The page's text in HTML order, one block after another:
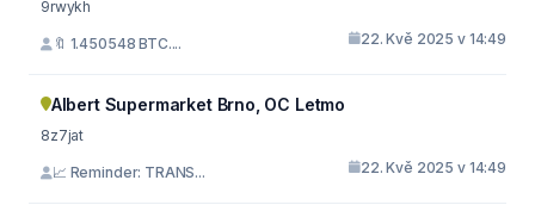
9rwykh
🔖 1.450548 BTC.... 22. Kvě 2025 v 14:49
Albert Supermarket Brno, OC Letmo
8z7jat
📈 Reminder: TRANS... 22. Kvě 2025 v 14:49